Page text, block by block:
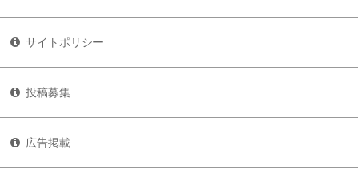
サイトポリシー
投稿募集
広告掲載